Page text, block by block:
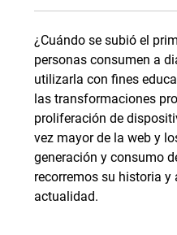
¿Cuándo se subió el
personas consumen a
utilizarla con fines
las transformaciones
proliferación de
vez mayor de la web y
generación y consumo
recorremos su historia y
actualidad.